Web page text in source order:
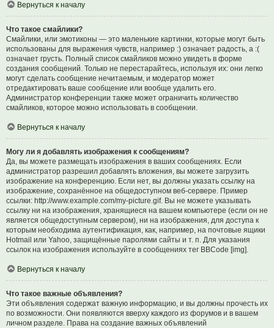
Вернуться к началу
Что такое смайлики?
Смайлики, или эмотиконы — это маленькие картинки, которые могут быть
использованы для выражения чувств, например :) означает радость, а :(
означает грусть. Полный список смайликов можно увидеть в форме
создания сообщений. Только не перестарайтесь, используя их: они легко
могут сделать сообщение нечитаемым, и модератор может
отредактировать ваше сообщение или вообще удалить его.
Администратор конференции также может ограничить количество
смайликов, которое можно использовать в сообщении.
Вернуться к началу
Могу ли я добавлять изображения к сообщениям?
Да, вы можете размещать изображения в ваших сообщениях. Если
администратор разрешил добавлять вложения, вы можете загрузить
изображение на конференцию. Если нет, вы должны указать ссылку на
изображение, сохранённое на общедоступном веб-сервере. Пример
ссылки: http://www.example.com/my-picture.gif. Вы не можете указывать
ссылку ни на изображения, хранящиеся на вашем компьютере (если он не
является общедоступным сервером), ни на изображения, для доступа к
которым необходима аутентификация, как, например, на почтовые ящики
Hotmail или Yahoo, защищённые паролями сайты и т. п. Для указания
ссылок на изображения используйте в сообщениях тег BBCode [img].
Вернуться к началу
Что такое важные объявления?
Эти объявления содержат важную информацию, и вы должны прочесть их
по возможности. Они появляются вверху каждого из форумов и в вашем
личном разделе. Права на создание важных объявлений